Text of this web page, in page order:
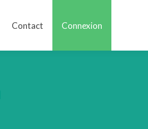
Contact Connexion